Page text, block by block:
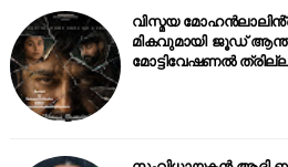
വിസ്മയ
മികവുമായി ജൂഡ്
മോട്ടിവേഷണൽ